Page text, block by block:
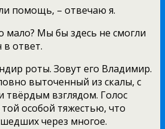
помощь, – отвечаю я.
мало? Мы бы здесь не смогли
в ответ.
роты. Зовут его Владимир.
выточенный из скалы, с
взглядом. Голос
особой тяжестью, что
через многое.